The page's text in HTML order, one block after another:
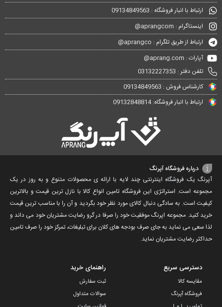
ارتباط با انبار فروشگاه : 09134849563
اینستاگرام : aprangcom@
ارتباط از طریق تلگرام : aprangco@
آپارات : aprang.com@
تلفن دفتر : 03132227353
کارشناس فروش : 09134849563
ارتباط با انبار فروشگاه: 09132848814
درباره فروشگاه آپرنگ
آپرنگ یک فروشگاه اینترنتی چند لایه با ارائه ی محصولات متنوع و به روز در یک
مجموعه است. استراتژی این فروشگاه تامین انواع کالا با نازل ترین قیمت و بالاترین
کیفیت است. به سادگی دنبال کالای مورد نظر خود بگردید و آن را با مناسب ترین قیمت
خرید کنید. مجموعه اپرنگ موفقیت خود را صرفا در گرو رضایت مشتریان خود می داند و
لذا سعی می نماید به جای صرف بودجه های کلان برای تبلیغات، تمرکز خود را صرف تامین
حداکثر رضایت مشتریان نماید‌.
دسترسی سریع
مقایسه کالا
فروشگاه آپرنگ
راهنمای خرید
ثبت سفارش
سوالات متداول